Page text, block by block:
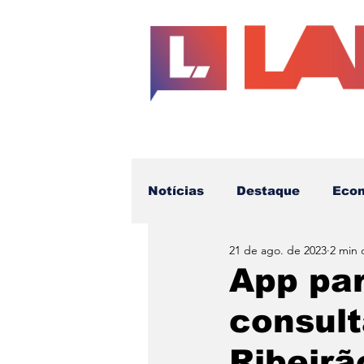
Notícias Destaque
Educação Cotidiano
Futuro da Imprensa
App
21 de ago. de 2023 2 min